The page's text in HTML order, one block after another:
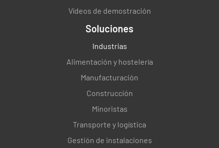
Vídeos de demostración
Soluciones
Industrias
Alimentación y hostelería
Manufacturación
Construcción
Minoristas
Transporte y logística
Gestión de instalaciones